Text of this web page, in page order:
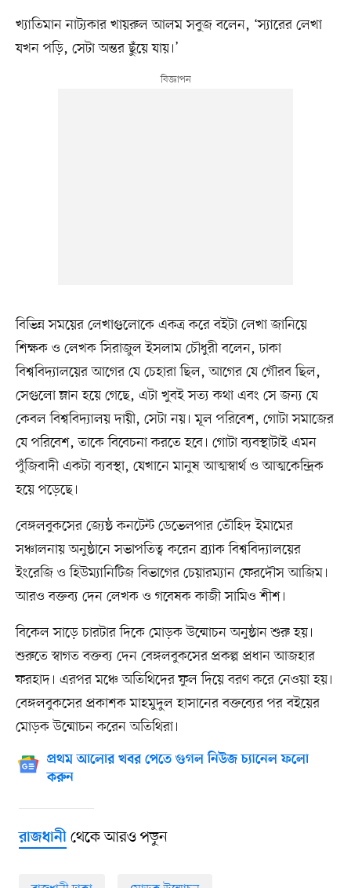
খ্যাতিমান নাট্যকার খায়রুল আলম সবুজ বলেন, ‘স্যারের লেখা
যখন পড়ি, সেটা অন্তর ছুঁয়ে যায়।’
বিভিন্ন সময়ের লেখাগুলোকে একত্র করে বইটা লেখা জানিয়ে
শিক্ষক ও লেখক সিরাজুল ইসলাম চৌধুরী বলেন, ঢাকা
বিশ্ববিদ্যালয়ের আগের যে চেহারা ছিল, আগের যে গৌরব ছিল,
সেগুলো ম্লান হয়ে গেছে, এটা খুবই সত্য কথা এবং সে জন্য যে
কেবল বিশ্ববিদ্যালয় দায়ী, সেটা নয়। মূল পরিবেশ, গোটা সমাজের
যে পরিবেশ, তাকে বিবেচনা করতে হবে। গোটা ব্যবস্থাটাই এমন
পুঁজিবাদী একটা ব্যবস্থা, যেখানে মানুষ আত্মস্বার্থ ও আত্মকেন্দ্রিক
হয়ে পড়েছে।
বেঙ্গলবুকসের জ্যেষ্ঠ কনটেন্ট ডেভেলপার তৌহিদ ইমামের
সঞ্চালনায় অনুষ্ঠানে সভাপতিত্ব করেন ব্র্যাক বিশ্ববিদ্যালয়ের
ইংরেজি ও হিউম্যানিটিজ বিভাগের চেয়ারম্যান ফেরদৌস আজিম।
আরও বক্তব্য দেন লেখক ও গবেষক কাজী সামিও শীশ।
বিকেল সাড়ে চারটার দিকে মোড়ক উন্মোচন অনুষ্ঠান শুরু হয়।
শুরুতে স্বাগত বক্তব্য দেন বেঙ্গলবুকসের প্রকল্প প্রধান আজহার
ফরহাদ। এরপর মঞ্চে অতিথিদের ফুল দিয়ে বরণ করে নেওয়া হয়।
বেঙ্গলবুকসের প্রকাশক মাহমুদুল হাসানের বক্তব্যের পর বইয়ের
মোড়ক উন্মোচন করেন অতিথিরা।
প্রথম আলোর খবর পেতে গুগল নিউজ চ্যানেল ফলো
করুন
রাজধানীথেকে আরও পড়ুন